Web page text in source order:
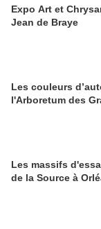
Expo Art et
Jean de Braye
Les couleurs
l'Arboretum des
Les massifs
de la Source à